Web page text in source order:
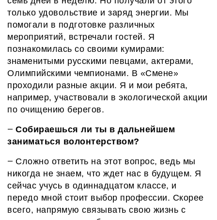
только удовольствие и заряд энергии. Мы
помогали в подготовке различных
мероприятий, встречали гостей. Я
познакомилась со своими кумирами:
знаменитыми русскими певцами, актерами,
Олимпийскими чемпионами. В «Смене»
проходили разные акции. Я и мои ребята,
например, участвовали в экологической акции
по очищению берегов.
— Собираешься ли ты в дальнейшем
заниматься волонтерством?
— Сложно ответить на этот вопрос, ведь мы
никогда не знаем, что ждет нас в будущем. Я
сейчас учусь в одиннадцатом классе, и
передо мной стоит выбор профессии. Скорее
всего, напрямую связывать свою жизнь с